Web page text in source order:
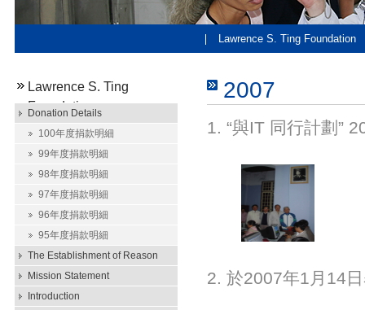
Lawrence S. Ting Foundation
Lawrence S. Ting
Foundation
Donation Details
100年度捐款明細
99年度捐款明細
98年度捐款明細
97年度捐款明細
96年度捐款明細
95年度捐款明細
The Establishment of Reason
Mission Statement
Introduction
2007
1. “與IT 同行計劃”
2. 於2007年1月14